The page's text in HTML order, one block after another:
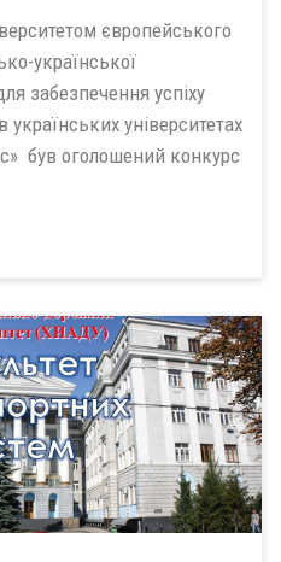
європейського
української
забезпечення успіху
університетах
був оголошений конкурс